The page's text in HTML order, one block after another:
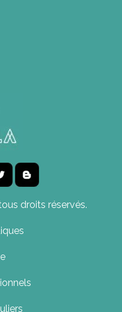
droits réservés.